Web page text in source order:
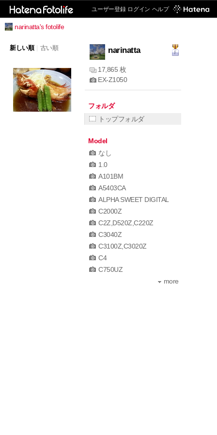
ユーザー登録 ログイン ヘルプ
narinatta's fotolife
新しい順 古い順 narinatta
17,865 枚
EX-Z1050
フォルダ
トップフォルダ
Model
なし
1.0
A101BM
A5403CA
ALPHA SWEET DIGITAL
C2000Z
C2Z,D520Z,C220Z
C3040Z
C3100Z,C3020Z
C4
C750UZ
more